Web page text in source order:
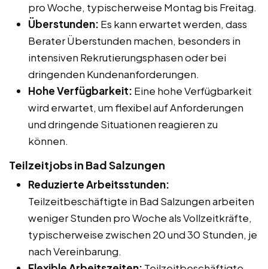
pro Woche, typischerweise Montag bis Freitag.
Überstunden: Es kann erwartet werden, dass
Berater Überstunden machen, besonders in
intensiven Rekrutierungsphasen oder bei
dringenden Kundenanforderungen.
Hohe Verfügbarkeit: Eine hohe Verfügbarkeit
wird erwartet, um flexibel auf Anforderungen
und dringende Situationen reagieren zu
können.
Teilzeitjobs in Bad Salzungen
Reduzierte Arbeitsstunden:
Teilzeitbeschäftigte in Bad Salzungen arbeiten
weniger Stunden pro Woche als Vollzeitkräfte,
typischerweise zwischen 20 und 30 Stunden, je
nach Vereinbarung.